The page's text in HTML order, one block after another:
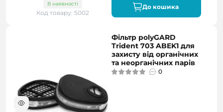
В наявності
Код товару: 5002
До кошика
Фільтр polyGARD
Trident 703 ABEK1 для
захисту від органічних
та неорганічних парів
0